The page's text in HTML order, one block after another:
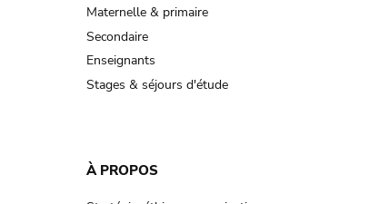
Maternelle & primaire
Secondaire
Enseignants
Stages & séjours d'étude
À PROPOS